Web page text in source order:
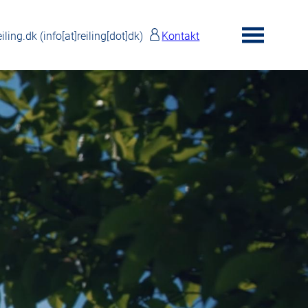
(info[at]reiling[dot]dk) Kontakt
toggle
EN
DA